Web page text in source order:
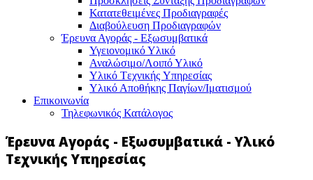
Κατατεθειμένες Προδιαγραφές
Διαβούλευση Προδιαγραφών
Έρευνα Αγοράς - Εξωσυμβατικά
Υγειονομικό Υλικό
Αναλώσιμο/Λοιπό Υλικό
Υλικό Tεχνικής Yπηρεσίας
Υλικό Αποθήκης Παγίων/Ιματισμού
Επικοινωνία
Τηλεφωνικός Κατάλογος
Έρευνα Αγοράς - Εξωσυμβατικά - Υλικό
Τεχνικής Υπηρεσίας